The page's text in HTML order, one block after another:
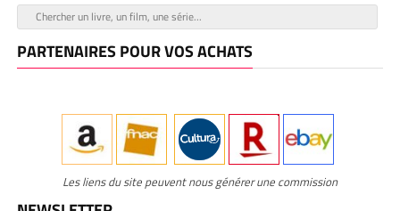
PARTENAIRES POUR VOS ACHATS
Les liens du site peuvent nous générer une commission